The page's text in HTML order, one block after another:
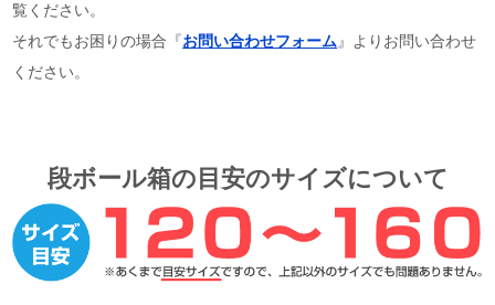
覧ください。
それでもお困りの場合『お問い合わせフォーム』よりお問い合わせ
ください。
段ボール箱の目安のサイズについて